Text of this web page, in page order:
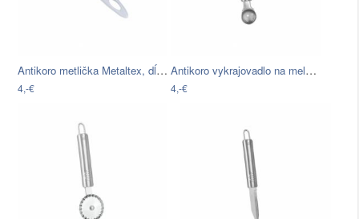
Antikoro metlička Metaltex, dĺžka 20 cm
4,-€
Antikoro vykrajovadlo na melón Metaltex…
4,-€